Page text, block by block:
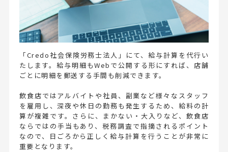
「Credo社会保険労務士法人」にて、給与計算を代行い
たします。給与明細もWebで公開する形にすれば、店舗
ごとに明細を郵送する手間も削減できます。
飲食店ではアルバイトや社員、副業など様々なスタッフ
を雇用し、深夜や休日の勤務も発生するため、給料の計
算が複雑です。さらに、まかない・大入りなど、飲食店
ならではの手当もあり、税務調査で指摘されるポイント
なので、日ごろから正しく給与計算を行うことが非常に
重要となります。